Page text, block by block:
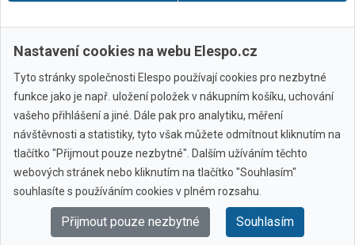
Zobrazit další
Všechny značky
© 2010 - 2026 Elespo.cz
Nastavení cookies na webu Elespo.cz
Tyto stránky společnosti Elespo používají cookies pro nezbytné
funkce jako je např. uložení položek v nákupním košíku, uchování
vašeho přihlášení a jiné. Dále pak pro analytiku, měření
návštěvnosti a statistiky, tyto však můžete odmítnout kliknutím na
tlačítko "Přijmout pouze nezbytné". Dalším užíváním těchto
webových stránek nebo kliknutím na tlačítko "Souhlasím"
souhlasíte s používáním cookies v plném rozsahu.
Přijmout pouze nezbytné Souhlasím